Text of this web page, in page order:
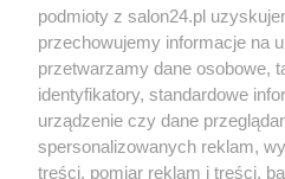
Społeczeństwo
Kultura
podmioty z salon24.pl
przechowujemy informacje na
przetwarzamy dane osobowe,
identyfikatory, standardowe
urządzenie czy dane
spersonalizowanych reklam,
treści, pomiar reklam i treści,